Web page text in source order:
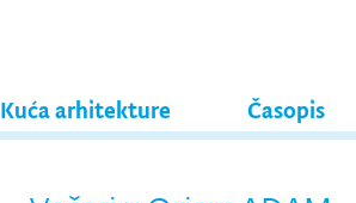
Kuća arhitekture Časopis